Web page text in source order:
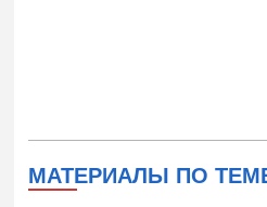
МАТЕРИАЛЫ ПО